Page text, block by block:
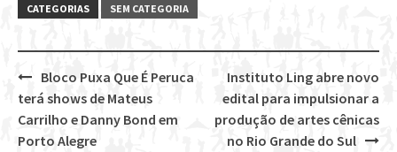
CATEGORIAS SEM CATEGORIA
Post
navigation
Instituto Ling abre novo
edital para impulsionar a
produção de artes cênicas
no Rio Grande do Sul
Bloco Puxa Que É Peruca
terá shows de Mateus
Carrilho e Danny Bond em
Porto Alegre